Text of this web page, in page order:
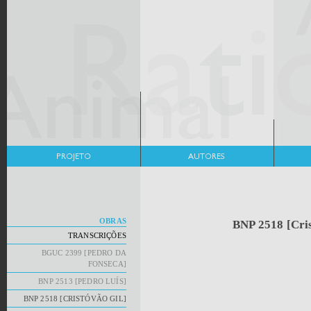
OBRAS
TRANSCRIÇÕES
BGUC 2399 [PEDRO DA
FONSECA]
BNP 2513 [PEDRO LUÍS]
BNP 2518 [CRISTÓVÃO GIL]
BNP 2518